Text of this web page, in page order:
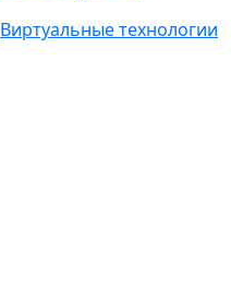
Виртуальные технологии